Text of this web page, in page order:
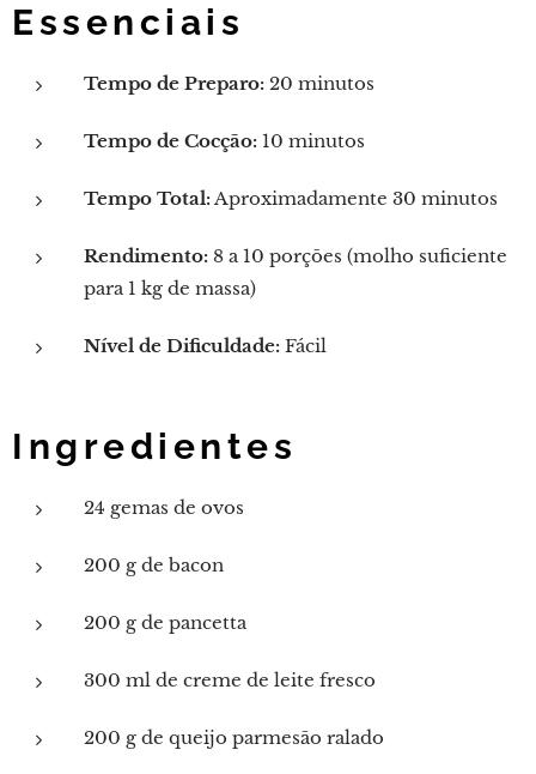
Essenciais
Tempo de Preparo: 20 minutos
Tempo de Cocção: 10 minutos
Tempo Total:Aproximadamente 30 minutos
Rendimento: 8 a 10 porções (molho suficiente
para 1 kg de massa)
Nível de Dificuldade: Fácil
Ingredientes
24 gemas de ovos
200 g de bacon
200 g de pancetta
300 ml de creme de leite fresco
200 g de queijo parmesão ralado